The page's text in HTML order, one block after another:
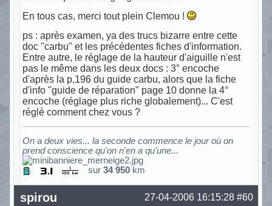
En tous cas, merci tout plein Clemou !
ps : après examen, ya des trucs bizarre entre cette
doc "carbu" et les précédentes fiches d'information.
Entre autre, le réglage de la hauteur d'aiguille n'est
pas le même dans les deux docs : 3° encoche
d'après la p.196 du guide carbu, alors que la fiche
d'info "guide de réparation" page 10 donne la 4°
encoche (réglage plus riche globalement)... C'est
réglé comment chez vous ?
On a deux vies... la seconde commence le jour où on
prend conscience qu'on n'en a qu'une...
sur 34 950 km
Hors ligne #60
27-04-2006 16:15:28
spirou